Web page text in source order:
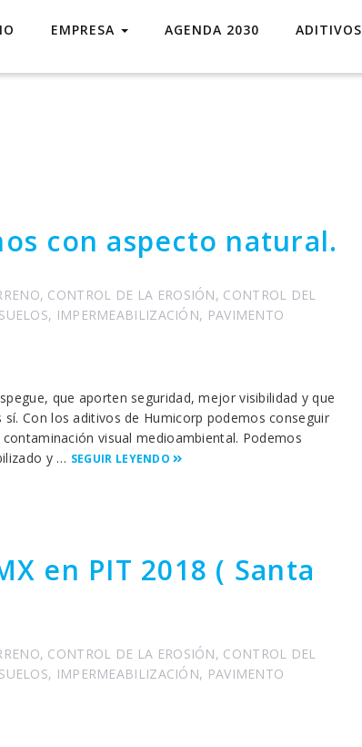
EMPRESA AGENDA 2030 ADITIVOS
con aspecto natural.
, CONTROL DE LA EROSIÓN, CONTROL DEL
, IMPERMEABILIZACIÓN, PAVIMENTO
que aporten seguridad, mejor visibilidad y que
Con los aditivos de Humicorp podemos conseguir
visual medioambiental. Podemos
y … SEGUIR LEYENDO
en PIT 2018 ( Santa
, CONTROL DE LA EROSIÓN, CONTROL DEL
, IMPERMEABILIZACIÓN, PAVIMENTO